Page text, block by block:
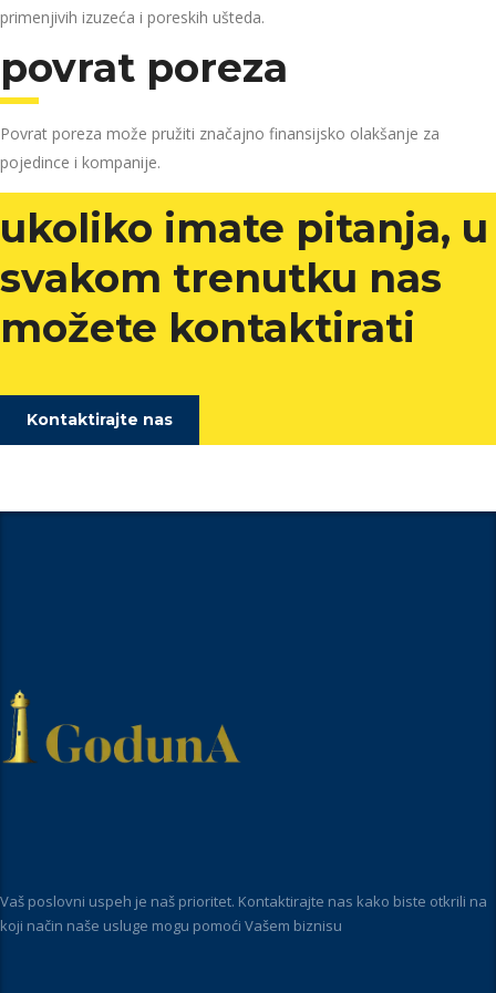
primenjivih izuzeća i poreskih ušteda.
povrat poreza
Povrat poreza može pružiti značajno finansijsko olakšanje za
pojedince i kompanije.
ukoliko imate pitanja, u
svakom trenutku nas
možete kontaktirati
Kontaktirajte nas
Vaš poslovni uspeh je naš prioritet. Kontaktirajte nas kako biste otkrili na
koji način naše usluge mogu pomoći Vašem biznisu